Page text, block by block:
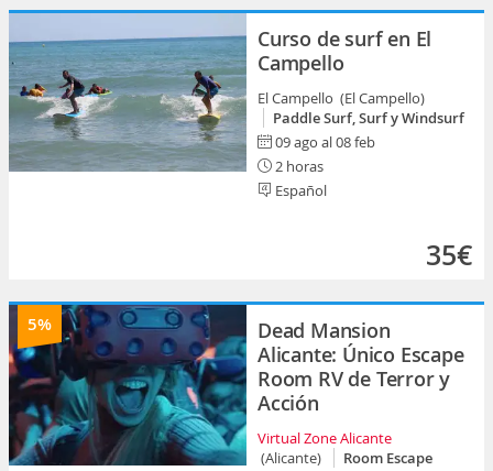
Curso de surf en El
Campello
El Campello (El Campello)
Paddle Surf, Surf y Windsurf
09 ago al 08 feb
2 horas
Español
35€
5%
Dead Mansion
Alicante: Único Escape
Room RV de Terror y
Acción
Virtual Zone Alicante
(Alicante)
Room Escape